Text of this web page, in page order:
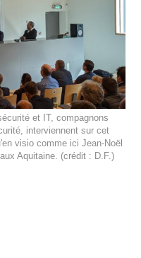
et IT, compagnons
interviennent sur cet
visio comme ici Jean-Noël
Aquitaine. (crédit : D.F.)